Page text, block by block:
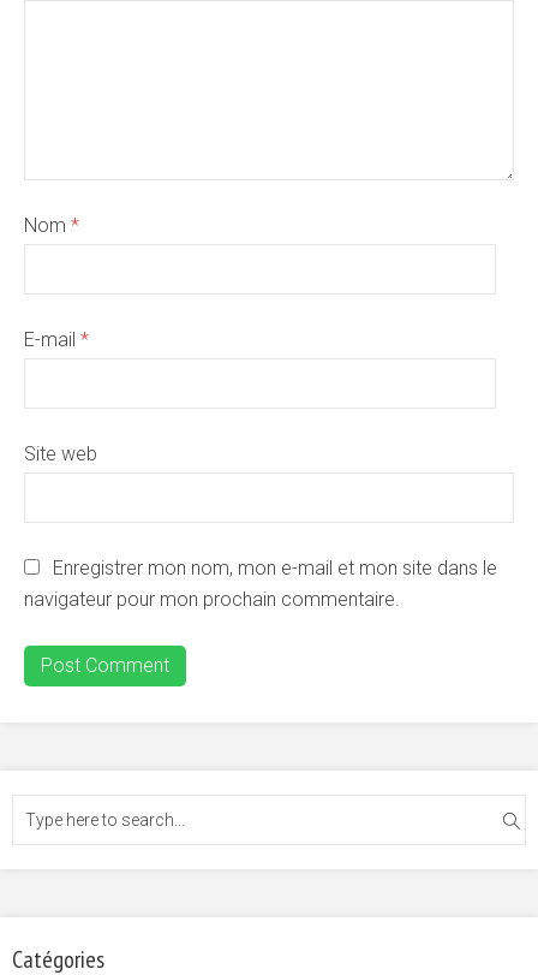
Nom *
E-mail *
Site web
Enregistrer mon nom, mon e-mail et mon site dans le
navigateur pour mon prochain commentaire.
Catégories